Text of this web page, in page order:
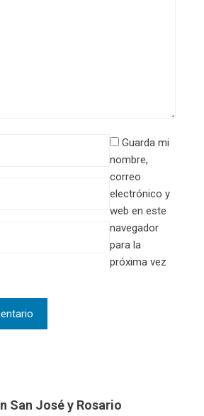
Guarda mi
nombre,
correo
electrónico y
web en este
navegador
para la
próxima vez
San José y Rosario